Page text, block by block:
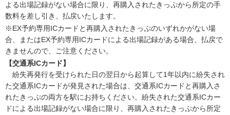
よる出場記録がない場合に限り、再購入されたきっぷから所定の手
数料を差し引き、払戻いたします。
※EX予約専用ICカードと再購入されたきっぷのいずれかがない場
合、またはEX予約専用ICカードによる出場記録がある場合、払戻で
きませんので、ご注意ください。
【交通系ICカード】
紛失再発行を受けられた日の翌日から起算して1年以内に紛失され
た交通系ICカードが発見された場合は、交通系ICカードと再購入さ
れたきっぷの両方を駅にお持ちください。紛失された交通系ICカー
ドによる出場記録がない場合に限り、再購入されたきっぷから所定